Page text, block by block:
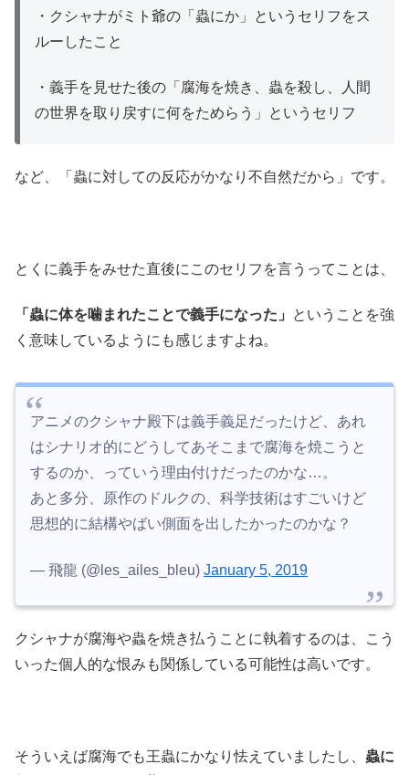
・クシャナがミト爺の「蟲にか」というセリフをス
ルーしたこと
・義手を見せた後の「腐海を焼き、蟲を殺し、人間
の世界を取り戻すに何をためらう」というセリフ
など、「蟲に対しての反応がかなり不自然だから」です。
とくに義手をみせた直後にこのセリフを言うってことは、
「蟲に体を噛まれたことで義手になった」
ということを強
く意味しているようにも感じますよね。
アニメのクシャナ殿下は義手義足だったけど、あれ
はシナリオ的にどうしてあそこまで腐海を焼こうと
するのか、っていう理由付けだったのかな…。
あと多分、原作のドルクの、科学技術はすごいけど
思想的に結構やばい側面を出したかったのかな？
— 飛龍 (@les_ailes_bleu) January 5, 2019
クシャナが腐海や蟲を焼き払うことに執着するのは、こう
いった個人的な恨みも関係している可能性は高いです。
そういえば腐海でも王蟲にかなり怯えていましたし、 蟲に